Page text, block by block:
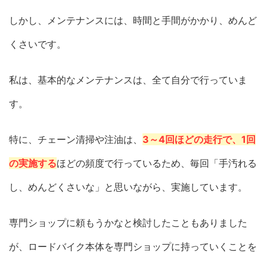
しかし、メンテナンスには、時間と手間がかかり、めんど
くさいです。
私は、基本的なメンテナンスは、全て自分で行っていま
す。
特に、チェーン清掃や注油は、 3～4回ほどの走行で、1回
の実施するほどの頻度で行っているため、毎回「手汚れる
し、めんどくさいな」と思いながら、実施しています。
専門ショップに頼もうかなと検討したこともありました
が、ロードバイク本体を専門ショップに持っていくことを